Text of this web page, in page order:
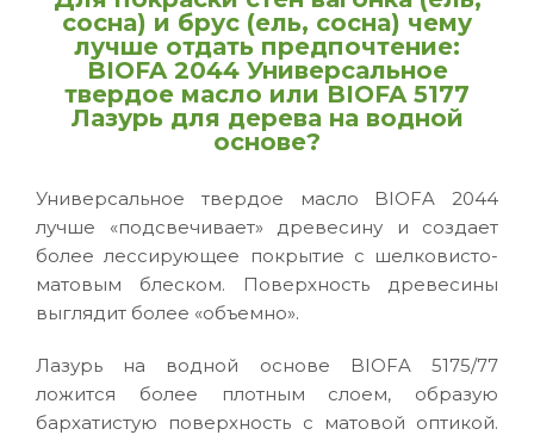
сосна) и брус (ель, сосна) чему
лучше отдать предпочтение:
BIOFA 2044 Универсальное
твердое масло или BIOFA 5177
Лазурь для дерева на водной
основе?
Универсальное твердое масло BIOFA 2044
лучше «подсвечивает» древесину и создает
более лессирующее покрытие с шелковисто-
матовым блеском. Поверхность древесины
выглядит более «объемно».
Лазурь на водной основе BIOFA 5175/77
ложится более плотным слоем, образую
бархатистую поверхность с матовой оптикой.